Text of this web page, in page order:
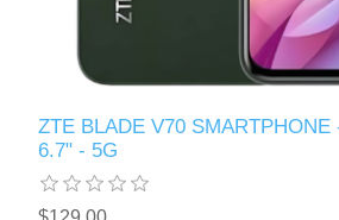
ZTE BLADE V70 SMARTPHONE
6.7" - 5G